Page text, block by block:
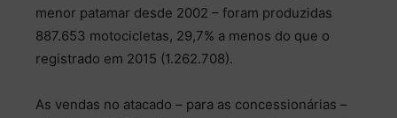
menor patamar desde 2002 – foram produzidas
887.653 motocicletas, 29,7% a menos do que o
registrado em 2015 (1.262.708).
As vendas no atacado – para as concessionárias –